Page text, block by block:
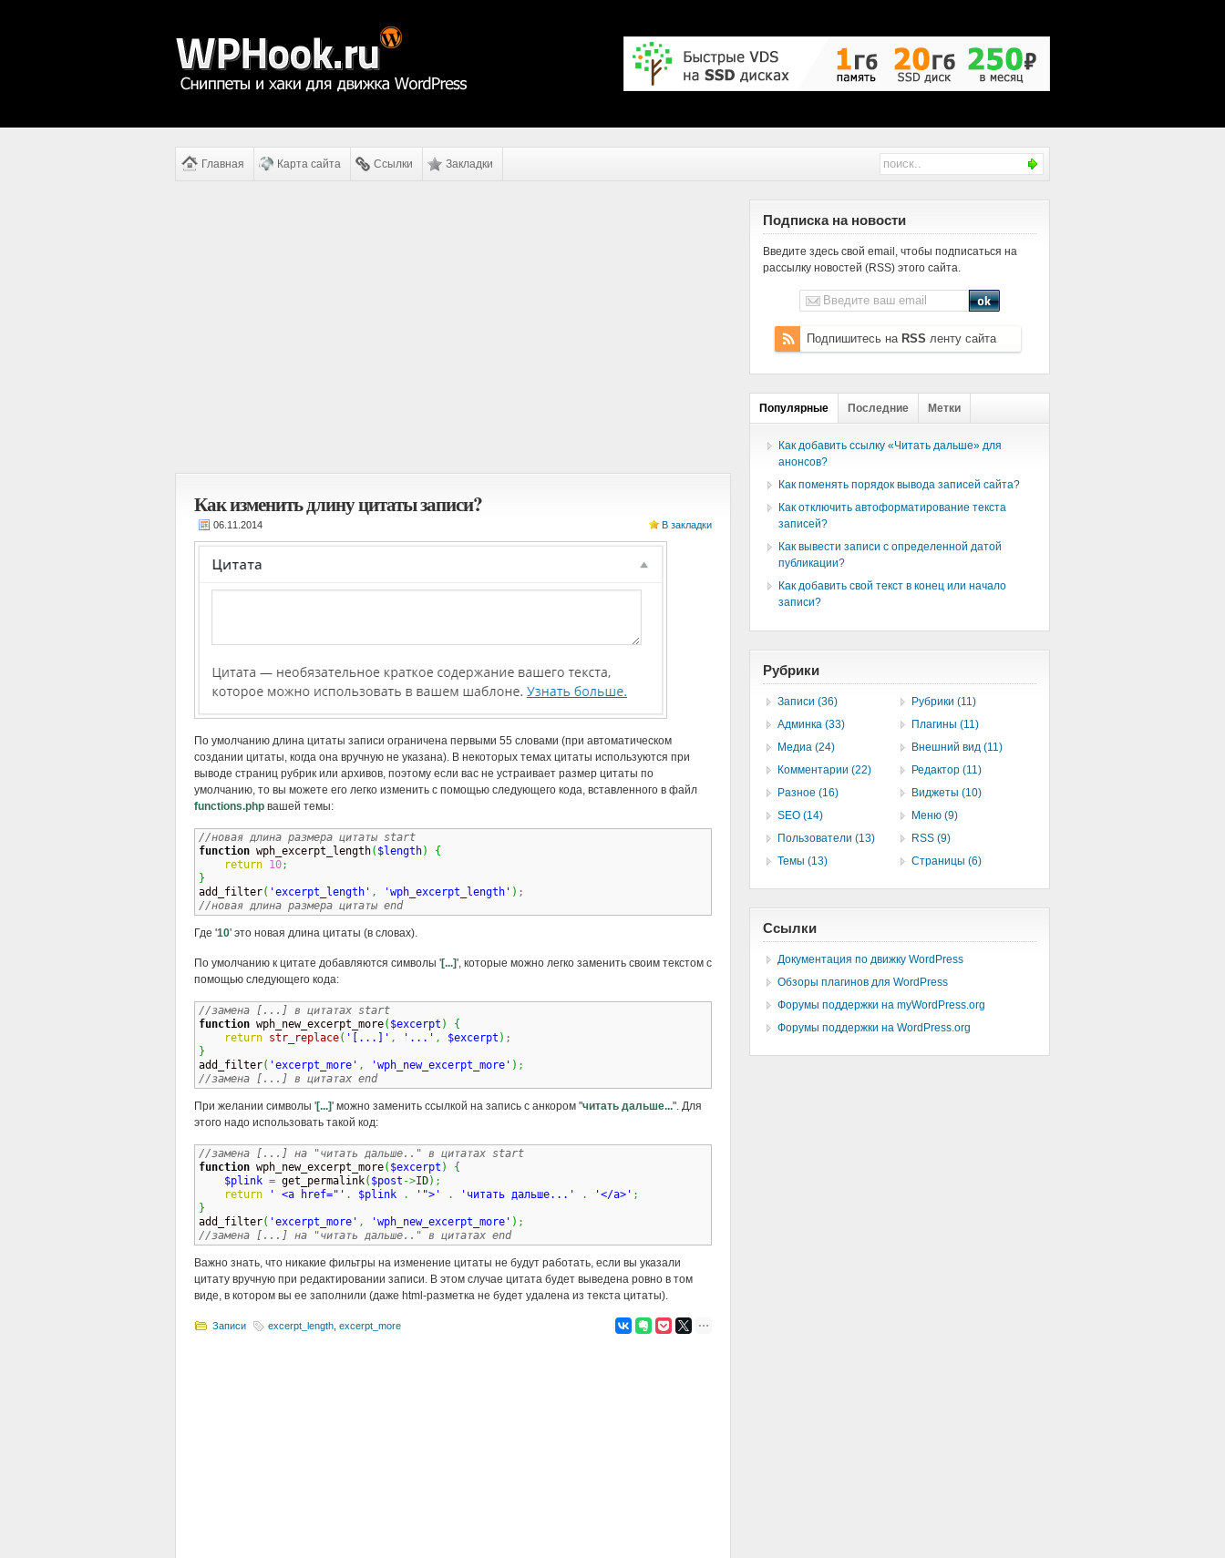
Главная Карта сайта Ссылки Закладки
Как изменить длину цитаты записи?
В закладки
По умолчанию длина цитаты записи ограничена первыми 55 словами (при автоматическом
создании цитаты, когда она вручную не указана). В некоторых темах цитаты используются при
выводе страниц рубрик или архивов, поэтому если вас не устраивает размер цитаты по
умолчанию, то вы можете его легко изменить с помощью следующего кода, вставленного в файл
functions.php вашей темы:
//новая длина размера цитаты start
function wph_excerpt_length( $length)
{
return 10;
}
add_filter( 'excerpt_length' , 'wph_excerpt_length' ) ;
//новая длина размера цитаты end
Где '10' это новая длина цитаты (в словах).
По умолчанию к цитате добавляются символы '[...]', которые можно легко заменить своим текстом с
помощью следующего кода:
//замена [...] в цитатах start
function wph_new_excerpt_more( $excerpt )
{
return str_replace( '[...]' , '...' , $excerpt ) ;
}
add_filter( 'excerpt_more' , 'wph_new_excerpt_more' ) ;
//замена [...] в цитатах end
При желании символы '[...]' можно заменить ссылкой на запись с анкором "читать дальше...". Для
этого надо использовать такой код:
//замена [...] на "читать дальше.." в цитатах start
function wph_new_excerpt_more( $excerpt )
{
$plink = get_permalink( $post ->ID) ;
return
' <a href="' . $plink . '">' . 'читать дальше...' . '</a>' ;
}
add_filter( 'excerpt_more' , 'wph_new_excerpt_more' ) ;
//замена [...] на "читать дальше.." в цитатах end
Важно знать, что никакие фильтры на изменение цитаты не будут работать, если вы указали
цитату вручную при редактировании записи. В этом случае цитата будет выведена ровно в том
виде, в котором вы ее заполнили (даже html-разметка не будет удалена из текста цитаты).
Записи excerpt_length excerpt_more
Подписка на новости
Введите здесь свой email, чтобы подписаться на
рассылку новостей (RSS) этого сайта.
Подпишитесь на RSS ленту сайта
Популярные Последние Метки
Как добавить ссылку «Читать дальше» для
анонсов?
Как поменять порядок вывода записей сайта?
Как отключить автоформатирование текста
записей?
Как вывести записи с определенной датой
публикации?
Как добавить свой текст в конец или начало
записи?
Рубрики
Записи (36)
Админка (33)
Медиа (24)
Комментарии (22)
Разное (16)
SEO (14)
Пользователи (13)
Темы (13)
Рубрики (11)
Плагины (11)
Внешний вид (11)
Редактор (11)
Виджеты (10)
Меню (9)
RSS (9)
Страницы (6)
Ссылки
Документация по движку WordPress
Обзоры плагинов для WordPress
Форумы поддержки на myWordPress.org
Форумы поддержки на WordPress.org